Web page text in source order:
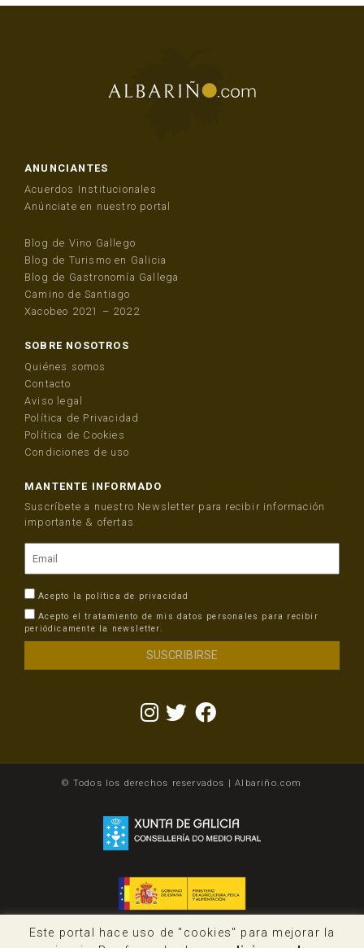
ANUNCIANTES
Acuerdos Institucionales
Anúnciate en nuestro portal
Blog de Vino Gallego
Blog de Turismo en Galicia
Blog de Gastronomía Gallega
Camino de Santiago
Xacobeo 2021 – 2022
SOBRE NOSOTROS
Quiénes somos
Contacto
Aviso legal
Política de Privacidad
Política de Cookies
Condiciones de uso
MANTENTE INFORMADO
Suscríbete a nuestro Newsletter para recibir información
importante & ofertas
Acepto la política de privacidad
Acepto el tratamiento de mis datos personales para recibir
periódicamente la newsletter.
© Todos los derechos reservados | Albariño.com
Este portal hace uso de "cookies" para mejorar la